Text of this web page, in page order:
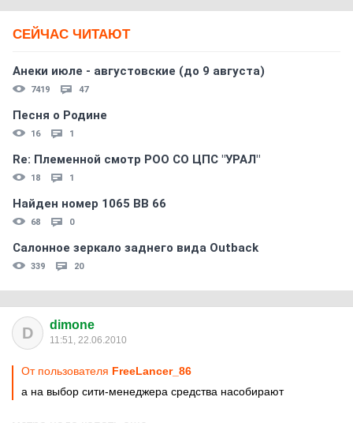
СЕЙЧАС ЧИТАЮТ
Анеки июле - августовские (до 9 августа)
7419 47
Песня о Родине
16 1
Re: Племеннoй смoтр РOO CO ЦПС "УРАЛ"
18 1
Найден номер 1065 ВВ 66
68 0
Салонное зеркало заднего вида Outback
339 20
D dimone
11:51, 22.06.2010
От пользователя FreeLancer_86
а на выбор сити-менеджера средства насобирают